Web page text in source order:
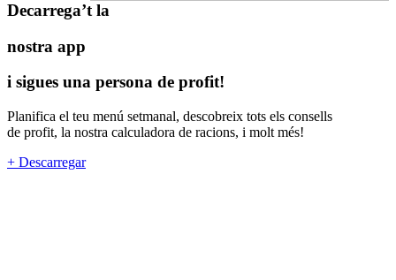
Decarrega’t la
nostra app
i sigues una persona de profit!
Planifica el teu menú setmanal, descobreix tots els consells
de profit, la nostra calculadora de racions, i molt més!
+ Descarregar